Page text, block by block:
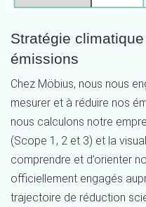
Stratégie
émissions
Chez Möbius, nous nous
mesurer et à réduire nos
nous calculons notre
(Scope 1, 2 et 3) et la
comprendre et d’orienter
officiellement engagés
trajectoire de réduction